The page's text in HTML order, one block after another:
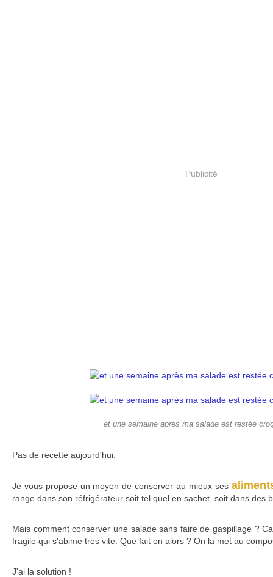
Publicité
et une semaine après ma salade est restée
Pas de recette aujourd'hui.
Je vous propose un moyen de conserver au mieux ses
range dans son réfrigérateur soit tel quel en sachet, soit dans des
Mais comment conserver une salade sans faire de gaspillage ?
fragile qui s'abime très vite. Que fait on alors ? On la met au
J'ai la solution !